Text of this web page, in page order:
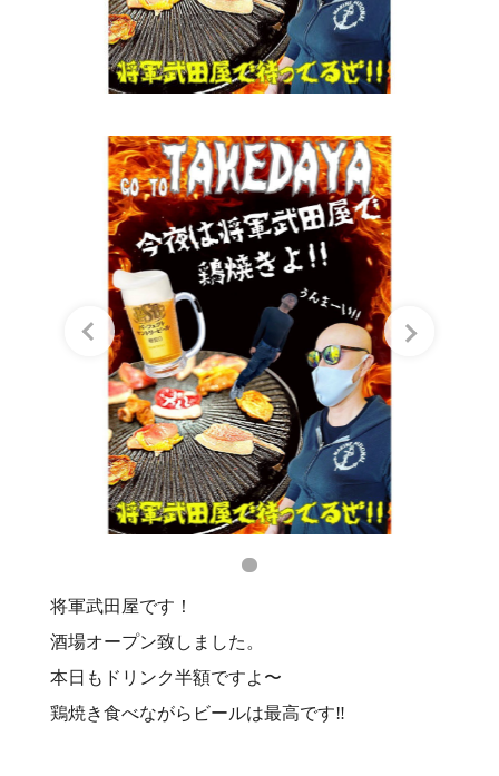
将軍武田屋です！
酒場オープン致しました。
本日もドリンク半額ですよ〜
鶏焼き食べながらビールは最高です‼️